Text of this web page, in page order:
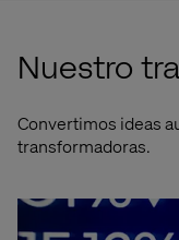
Nuestro
Convertimos ideas
transformadoras.